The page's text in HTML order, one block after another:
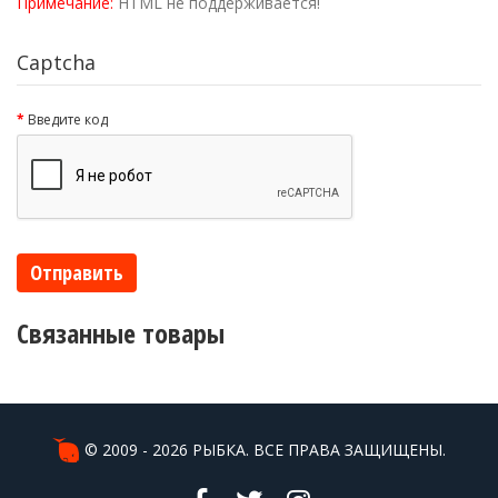
Captcha
Введите код
Отправить
Связанные товары
© 2009 - 2026 РЫБКА. ВСЕ ПРАВА ЗАЩИЩЕНЫ.